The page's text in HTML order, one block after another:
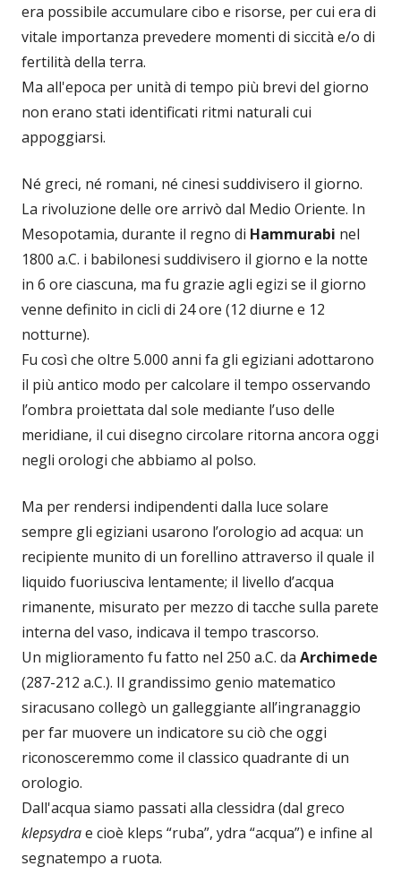
era possibile accumulare cibo e risorse, per cui era di
vitale importanza prevedere momenti di siccità e/o di
fertilità della terra.
Ma all'epoca per unità di tempo più brevi del giorno
non erano stati identificati ritmi naturali cui
appoggiarsi.
Né greci, né romani, né cinesi suddivisero il giorno.
La rivoluzione delle ore arrivò dal Medio Oriente. In
Mesopotamia, durante il regno di Hammurabi nel
1800 a.C. i babilonesi suddivisero il giorno e la notte
in 6 ore ciascuna, ma fu grazie agli egizi se il giorno
venne definito in cicli di 24 ore (12 diurne e 12
notturne).
Fu così che oltre 5.000 anni fa gli egiziani adottarono
il più antico modo per calcolare il tempo osservando
l’ombra proiettata dal sole mediante l’uso delle
meridiane, il cui disegno circolare ritorna ancora oggi
negli orologi che abbiamo al polso.
Ma per rendersi indipendenti dalla luce solare
sempre gli egiziani usarono l’orologio ad acqua: un
recipiente munito di un forellino attraverso il quale il
liquido fuoriusciva lentamente; il livello d’acqua
rimanente, misurato per mezzo di tacche sulla parete
interna del vaso, indicava il tempo trascorso.
Un miglioramento fu fatto nel 250 a.C. da Archimede
(287-212 a.C.). Il grandissimo genio matematico
siracusano collegò un galleggiante all’ingranaggio
per far muovere un indicatore su ciò che oggi
riconosceremmo come il classico quadrante di un
orologio.
Dall'acqua siamo passati alla clessidra (dal greco
klepsydrae cioè kleps “ruba”, ydra “acqua”) e infine al
segnatempo a ruota.